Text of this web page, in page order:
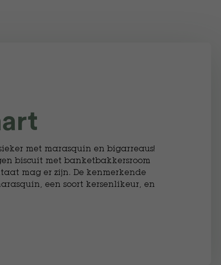
met marasquin en bigarreaus!
biscuit met banketbakkersroom
mag er zijn. De kenmerkende
een soort kersenlikeur, en